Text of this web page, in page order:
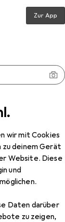
wir mit Cookies
zu deinem Gerät
Website. Diese
und
Daten darüber
zu zeigen,
Zur App